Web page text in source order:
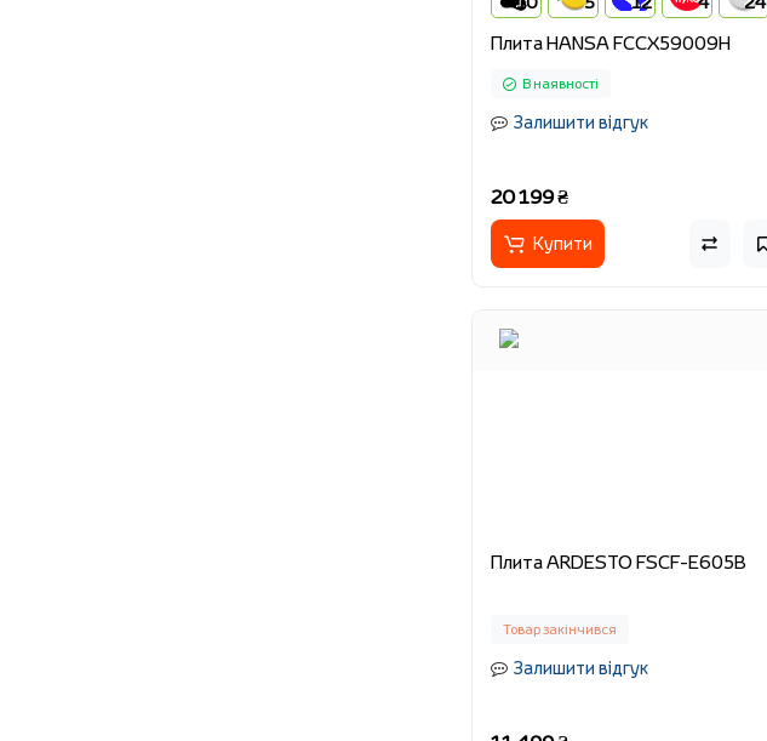
Плита HANSA FCCX59009H
В наявності
Залишити відгук
20 199 ₴
Купити
Плита ARDESTO FSCF-E605B
Товар закінчився
Залишити відгук